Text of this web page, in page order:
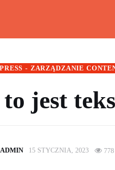
- ZARZĄDZANIE
jest
ADMIN 15 STYCZNIA, 2023 778